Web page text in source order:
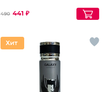
490 441 ₽